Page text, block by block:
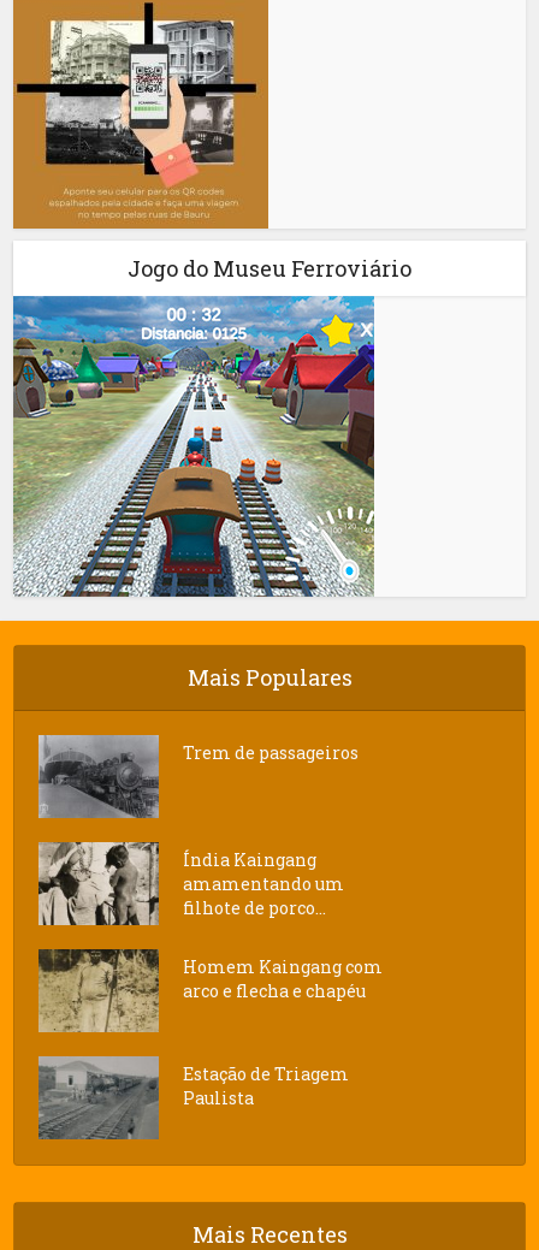
Jogo do Museu Ferroviário
Mais Populares
Trem de passageiros
Índia Kaingang
amamentando um
filhote de porco...
Homem Kaingang com
arco e flecha e chapéu
Estação de Triagem
Paulista
Mais Recentes